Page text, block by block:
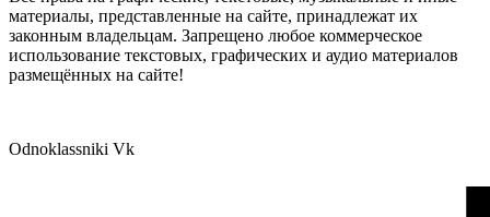
материалы, представленные на сайте, принадлежат их
законным владельцам. Запрещено любое коммерческое
использование текстовых, графических и аудио материалов
размещённых на сайте!
Odnoklassniki Vk